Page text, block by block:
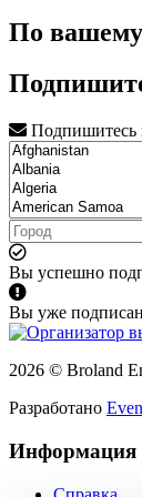
По вашему
Подпишитесь
Вы успешно
Вы уже
2026 © Broland
Разработано
Информация